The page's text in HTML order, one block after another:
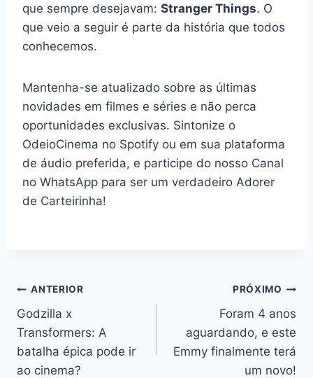
que sempre desejavam: Stranger Things. O
que veio a seguir é parte da história que todos
conhecemos.
Mantenha-se atualizado sobre as últimas
novidades em filmes e séries e não perca
oportunidades exclusivas. Sintonize o
OdeioCinema no Spotify ou em sua plataforma
de áudio preferida, e participe do nosso Canal
no WhatsApp para ser um verdadeiro Adorer
de Carteirinha!
Navegação
de
Post
ANTERIOR
Godzilla x
Transformers: A
batalha épica pode ir
ao cinema?
PRÓXIMO
Foram 4 anos
aguardando, e este
Emmy finalmente terá
um novo!